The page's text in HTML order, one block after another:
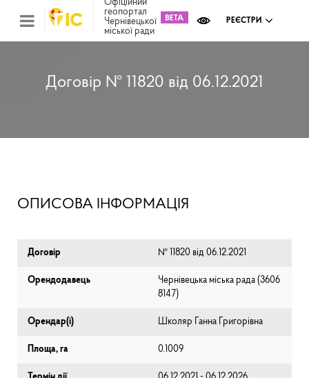
Офіційний
геопортал
Чернівецької
міської ради
РЕЄСТРИ
Договір № 11820 від 06.12.2021
ОПИСОВА ІНФОРМАЦІЯ
Договір № 11820 від 06.12.2021
Орендодавець
Чернівецька міська рада (⁨3606
8147⁩)
Орендар(і) Школяр Ганна Григорівна
Площа, га 0.1009